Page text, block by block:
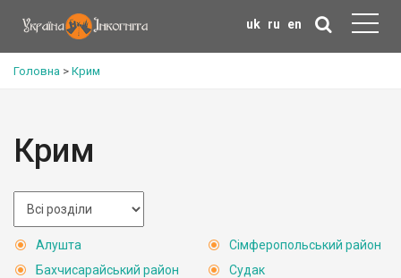
uk ru en
Головна > Крим
Крим
Алушта
Бахчисарайський район
Сімферопольський район
Судак